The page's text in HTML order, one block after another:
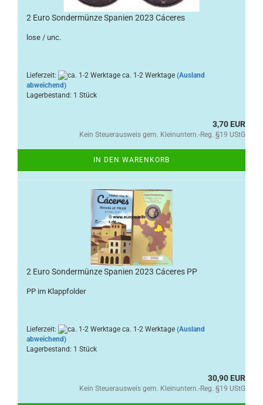
2 Euro Sondermünze Spanien 2023 Cáceres
lose / unc.
Lieferzeit: ca. 1-2 Werktage (Ausland
abweichend)
Lagerbestand: 1 Stück
3,70 EUR
Kein Steuerausweis gem. Kleinuntern.-Reg. §19 UStG
IN DEN WARENKORB
2 Euro Sondermünze Spanien 2023 Cáceres PP
PP im Klappfolder
Lieferzeit: ca. 1-2 Werktage (Ausland
abweichend)
Lagerbestand: 1 Stück
30,90 EUR
Kein Steuerausweis gem. Kleinuntern.-Reg. §19 UStG